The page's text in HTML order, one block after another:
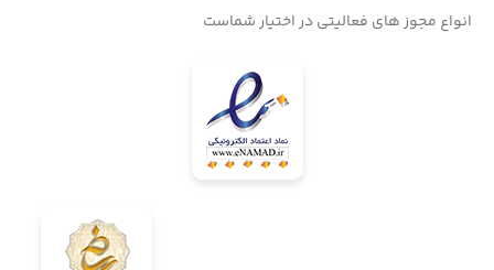
انواع مجوز های فعالیتی در اختیار شماست